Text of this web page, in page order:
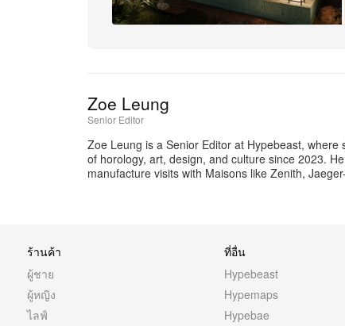
Zoe Leung
Senior Editor
Zoe Leung is a Senior Editor at Hypebeast,
of horology, art, design, and culture since 2023.
manufacture visits with Maisons like Zenith,
ร้านค้า
ผู้ชาย
ผู้หญิง
ไลฟ์
ที่อื่น
Hypebeast
Hypemaps
Hypebae